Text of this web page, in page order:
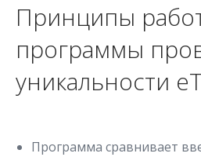
Принципы
программы
уникальности
Программа сравнивает